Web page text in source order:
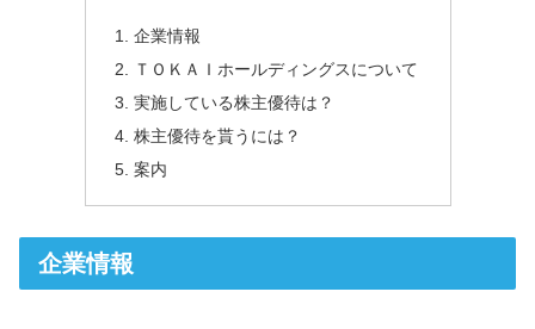
企業情報
ＴＯＫＡＩホールディングスについて
実施している株主優待は？
株主優待を貰うには？
案内
企業情報